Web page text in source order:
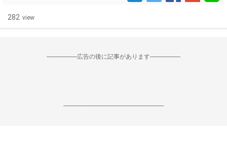
282 view
--------------------広告の後に記事があります--------------------
------------------------------------------------------------------